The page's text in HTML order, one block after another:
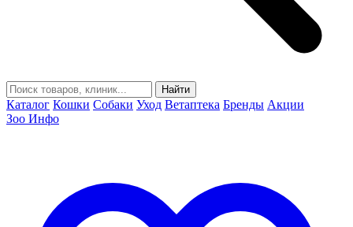
Найти
Каталог Кошки Собаки Уход Ветаптека Бренды Акции
Зоо Инфо